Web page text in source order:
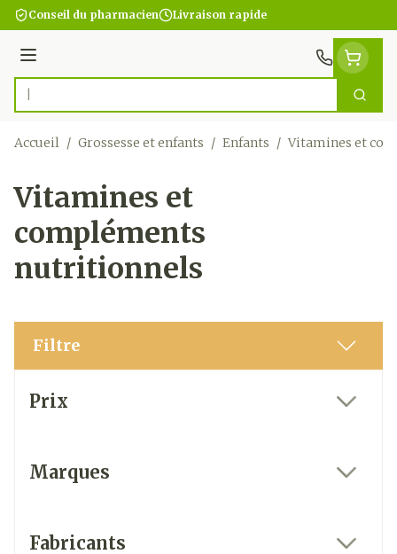
Aller au contenu
Conseil du pharmacien Livraison rapide
Menu
Rechercher
Accueil / Grossesse et enfants / Enfants / Vitamines et
Vitamines et
compléments
nutritionnels
Filtre
Prix
Marques
Fabricants